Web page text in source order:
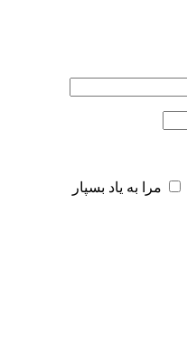
مرا به یاد بسپار